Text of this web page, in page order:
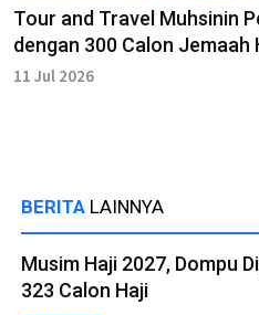
Tour and Travel Muhsinin
dengan 300 Calon Jemaah
11 Jul 2026
BERITA LAINNYA
Musim Haji 2027, Dompu
323 Calon Haji